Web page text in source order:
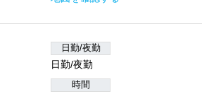
日勤/夜勤
日勤/夜勤
時間